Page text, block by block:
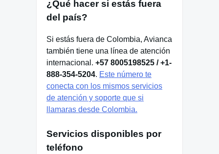
¿Qué hacer si estás fuera
del país?
Si estás fuera de Colombia, Avianca
también tiene una línea de atención
internacional. +57 8005198525 / +1-
888-354-5204. Este número te
conecta con los mismos servicios
de atención y soporte que si
llamaras desde Colombia.
Servicios disponibles por
teléfono